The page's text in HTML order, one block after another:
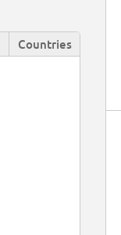
Countries